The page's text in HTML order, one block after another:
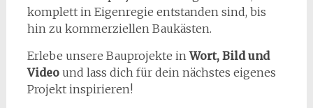
komplett in Eigenregie entstanden sind, bis
hin zu kommerziellen Baukästen.
Erlebe unsere Bauprojekte inWort, Bild und
Videound lass dich für dein nächstes eigenes
Projekt inspirieren!